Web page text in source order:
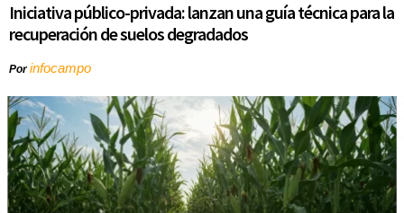
Iniciativa público-privada: lanzan una guía técnica para la
recuperación de suelos degradados
Porinfocampo